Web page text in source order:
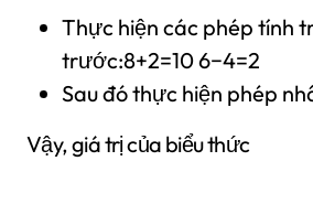
Thực hiện các phép tính
trước:8+2=10 6−4=2
Sau đó thực hiện phép
Vậy, giá trị của biểu thức